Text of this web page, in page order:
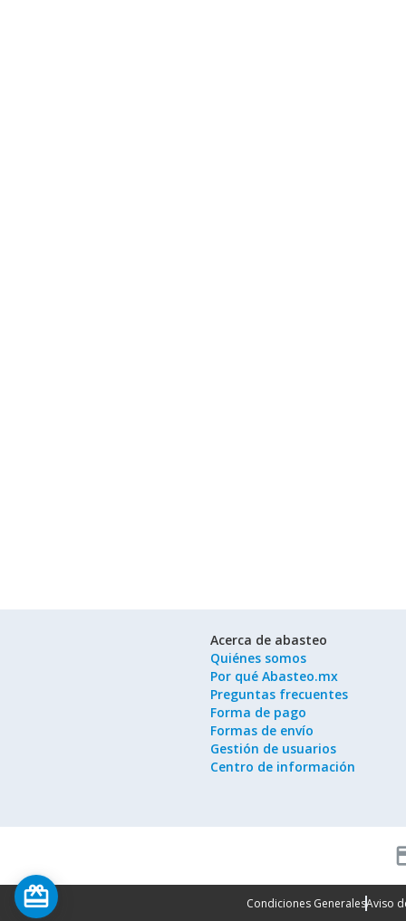
Acerca de abasteo
Quiénes somos
Por qué Abasteo.mx
Preguntas frecuentes
Forma de pago
Formas de envío
Gestión de usuarios
Centro de información
Condiciones GeneralesAviso
card_giftcard